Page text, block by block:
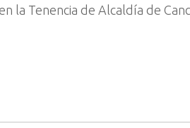
la Tenencia de Alcaldía de